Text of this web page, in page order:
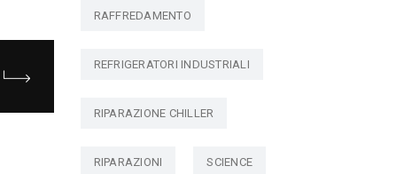
RAFFREDAMENTO
REFRIGERATORI INDUSTRIALI
RIPARAZIONE CHILLER
RIPARAZIONI SCIENCE